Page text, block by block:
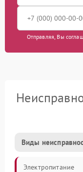
Отправляя, Вы
Виды
Электропитание